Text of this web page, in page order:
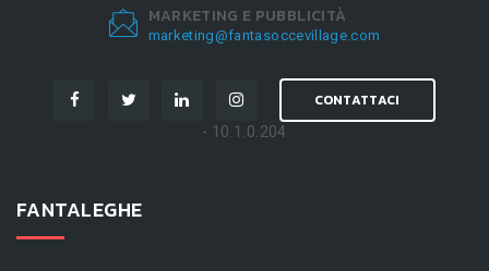
MARKETING E PUBBLICITÀ
marketing@fantasoccevillage.com
CONTATTACI
- 10.1.0.204
FANTALEGHE